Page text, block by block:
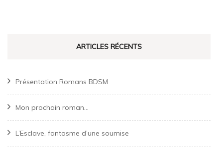
ARTICLES RÉCENTS
Présentation Romans BDSM
Mon prochain roman…
L’Esclave, fantasme d’une soumise